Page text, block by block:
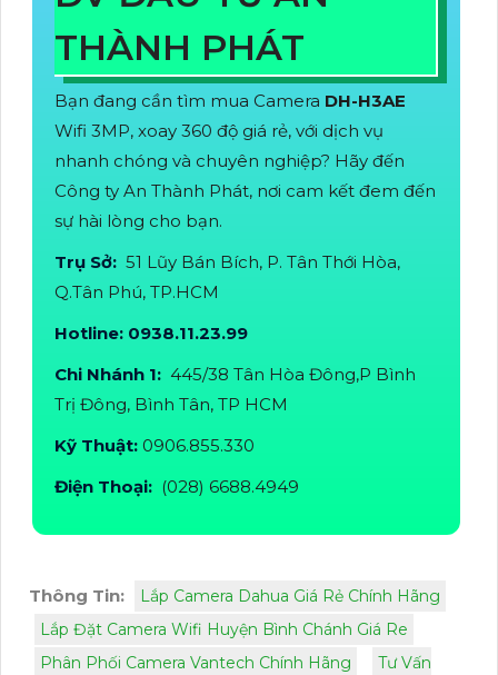
THÀNH PHÁT
Bạn đang cần tìm mua Camera DH-H3AE
Wifi 3MP, xoay 360 độ giá rẻ, với dịch vụ
nhanh chóng và chuyên nghiệp? Hãy đến
Công ty An Thành Phát, nơi cam kết đem đến
sự hài lòng cho bạn.
Trụ Sở: 51 Lũy Bán Bích, P. Tân Thới Hòa,
Q.Tân Phú, TP.HCM
Hotline: 0938.11.23.99
Chi Nhánh 1: 445/38 Tân Hòa Đông,P Bình
Trị Đông, Bình Tân, TP HCM
Kỹ Thuật: 0906.855.330
Điện Thoại: (028) 6688.4949
Thông Tin:
Lắp Camera Dahua Giá Rẻ Chính Hãng
Lắp Đặt Camera Wifi Huyện Bình Chánh Giá Re
Phân Phối Camera Vantech Chính Hãng
Tư Vấn